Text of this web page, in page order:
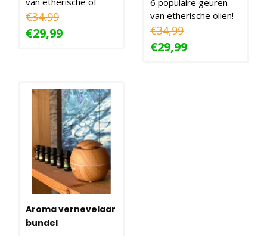
essentiële oliën!
€34,99
€29,99
van etherische oliën!
€34,99
€29,99
Aroma vernevelaar
bundel